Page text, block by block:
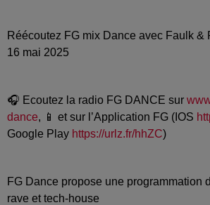
Réécoutez FG mix Dance avec Faulk &
16 mai 2025
🎧 Ecoutez la radio FG DANCE sur
dance, 📱 et sur l’Application FG (IOS
Google Play https://urlz.fr/hhZC)
FG Dance propose une programmation
rave et tech-house